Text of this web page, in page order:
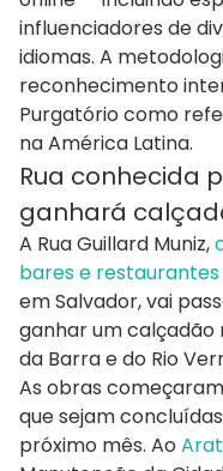
influenciadores de
idiomas. A
reconhecimento
Purgatório como
na América Latina.
Rua conhecida
ganhará
A Rua Guillard Muniz,
bares e
emSalvador, vai
ganhar um calçadão
da Barrae do Rio
As obras
que sejam
próximo mês. Ao